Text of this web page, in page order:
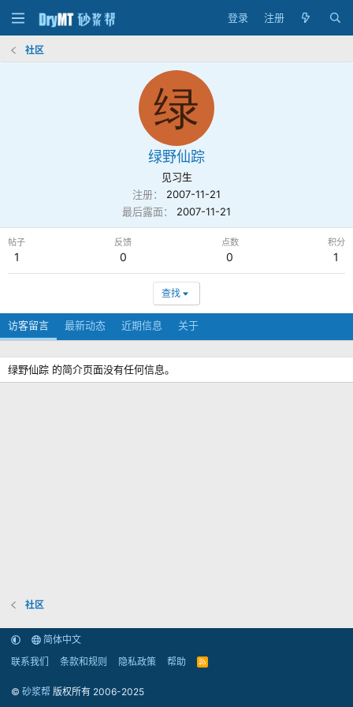
登录 注册
社区
绿
绿野仙踪
见习生
注册
2007-11-21
最后露面
2007-11-21
帖子
1
反馈
0
点数
0
积分
1
查找
访客留言 最新动态 近期信息 关于
绿野仙踪 的简介页面没有任何信息。
社区
简体中文
联系我们
条款和规则 隐私政策 帮助
R
© 砂浆帮 版权所有 2006-2025